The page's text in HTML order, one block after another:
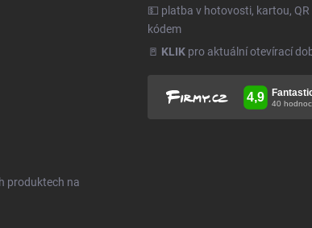
💵 platba v hotovosti, kartou, QR
kódem
🚪 KLIK pro aktuální otevírací
produktech na